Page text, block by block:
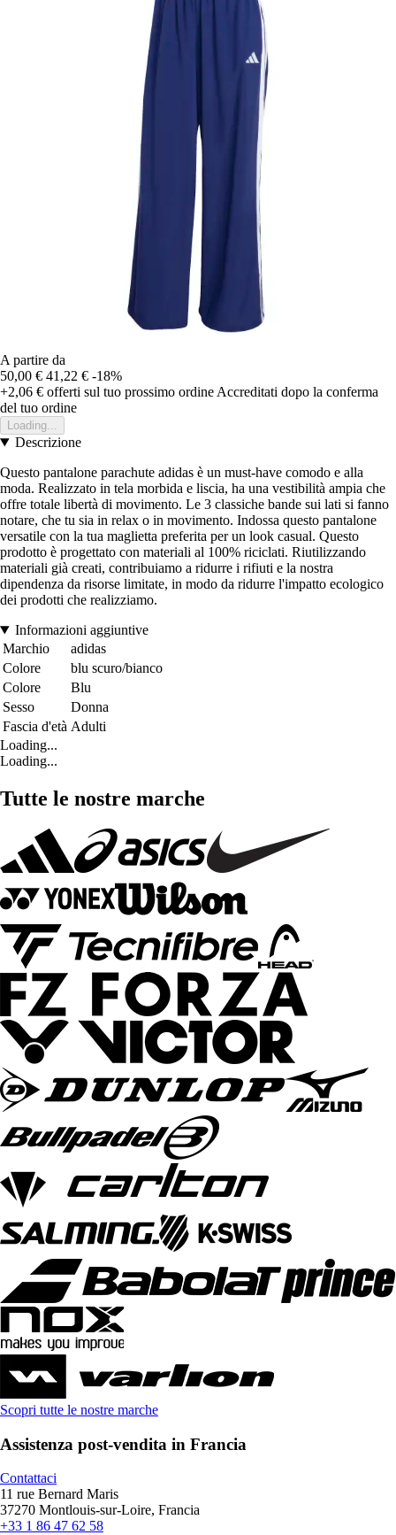
A partire da
50,00 € 41,22 € -18%
+2,06 € offerti sul tuo prossimo ordine Accreditati dopo la conferma
del tuo ordine
Loading...
Descrizione
Questo pantalone parachute adidas è un must-have comodo e alla
moda. Realizzato in tela morbida e liscia, ha una vestibilità ampia che
offre totale libertà di movimento. Le 3 classiche bande sui lati si fanno
notare, che tu sia in relax o in movimento. Indossa questo pantalone
versatile con la tua maglietta preferita per un look casual. Questo
prodotto è progettato con materiali al 100% riciclati. Riutilizzando
materiali già creati, contribuiamo a ridurre i rifiuti e la nostra
dipendenza da risorse limitate, in modo da ridurre l'impatto ecologico
dei prodotti che realizziamo.
Informazioni aggiuntive
Marchio
adidas
Colore
blu scuro/bianco
Colore
Blu
Sesso
Donna
Fascia d'età Adulti
Loading...
Loading...
Tutte le nostre marche
Scopri tutte le nostre marche
Assistenza post-vendita in Francia
Contattaci
11 rue Bernard Maris
37270 Montlouis-sur-Loire, Francia
+33 1 86 47 62 58